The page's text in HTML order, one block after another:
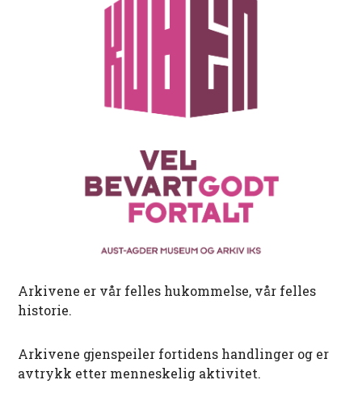
Arkivene er vår felles hukommelse, vår felles
historie.
Arkivene gjenspeiler fortidens handlinger og er
avtrykk etter menneskelig aktivitet.